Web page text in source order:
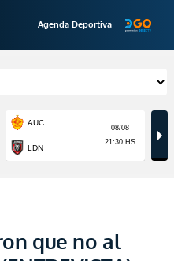
Agenda Deportiva
que no al